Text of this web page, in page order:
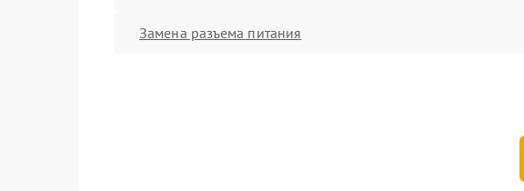
Замена разъема питания